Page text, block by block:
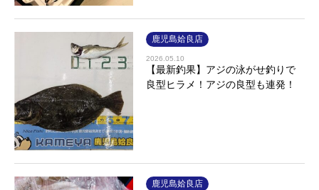
鹿児島姶良店
2026.05.10
【最新釣果】アジの泳がせ釣りで
良型ヒラメ！アジの良型も連発！
鹿児島姶良店